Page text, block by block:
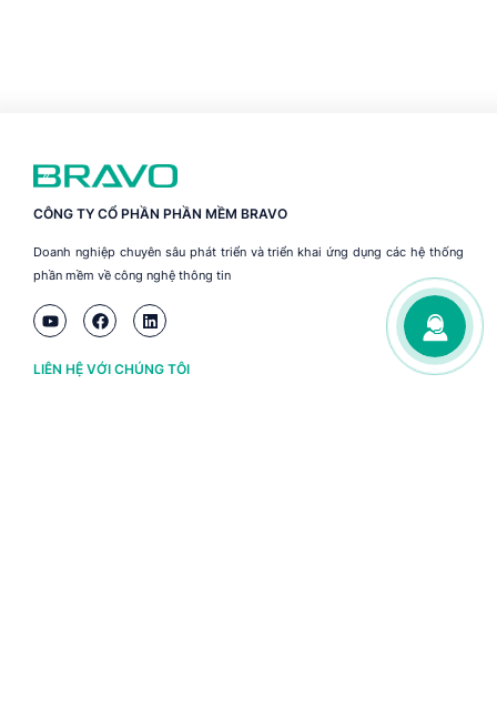
CÔNG TY CỔ PHẦN PHẦN MỀM BRAVO
Doanh nghiệp chuyên sâu phát triển và triển khai ứng dụng các hệ thống
phần mềm về công nghệ thông tin
LIÊN HỆ VỚI CHÚNG TÔI